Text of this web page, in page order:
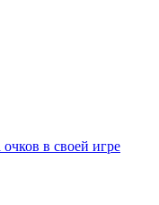
в своей игре